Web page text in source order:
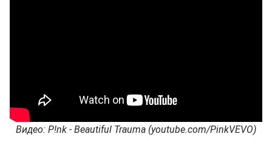
Видео: P!nk - Beautiful Trauma (youtube.com/PinkVEVO)